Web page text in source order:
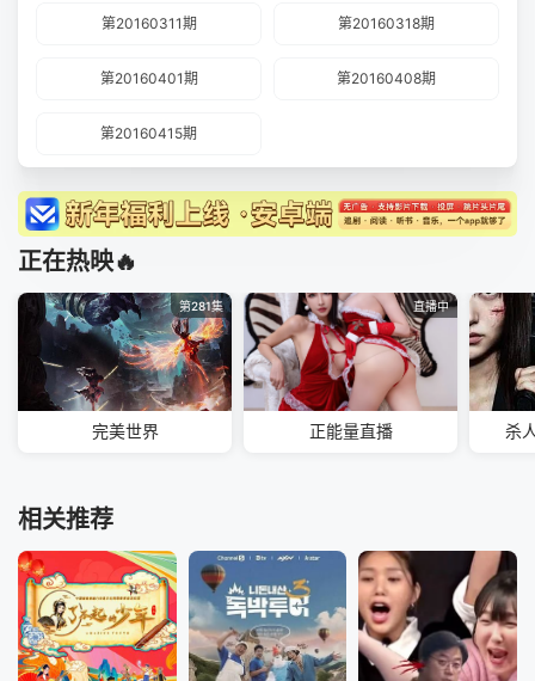
第20160311期 第20160318期
第20160401期 第20160408期
第20160415期
正在热映🔥
第281集
完美世界
直播中
正能量直播 杀
相关推荐